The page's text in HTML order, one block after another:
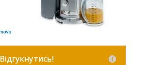
Відгукнутись!